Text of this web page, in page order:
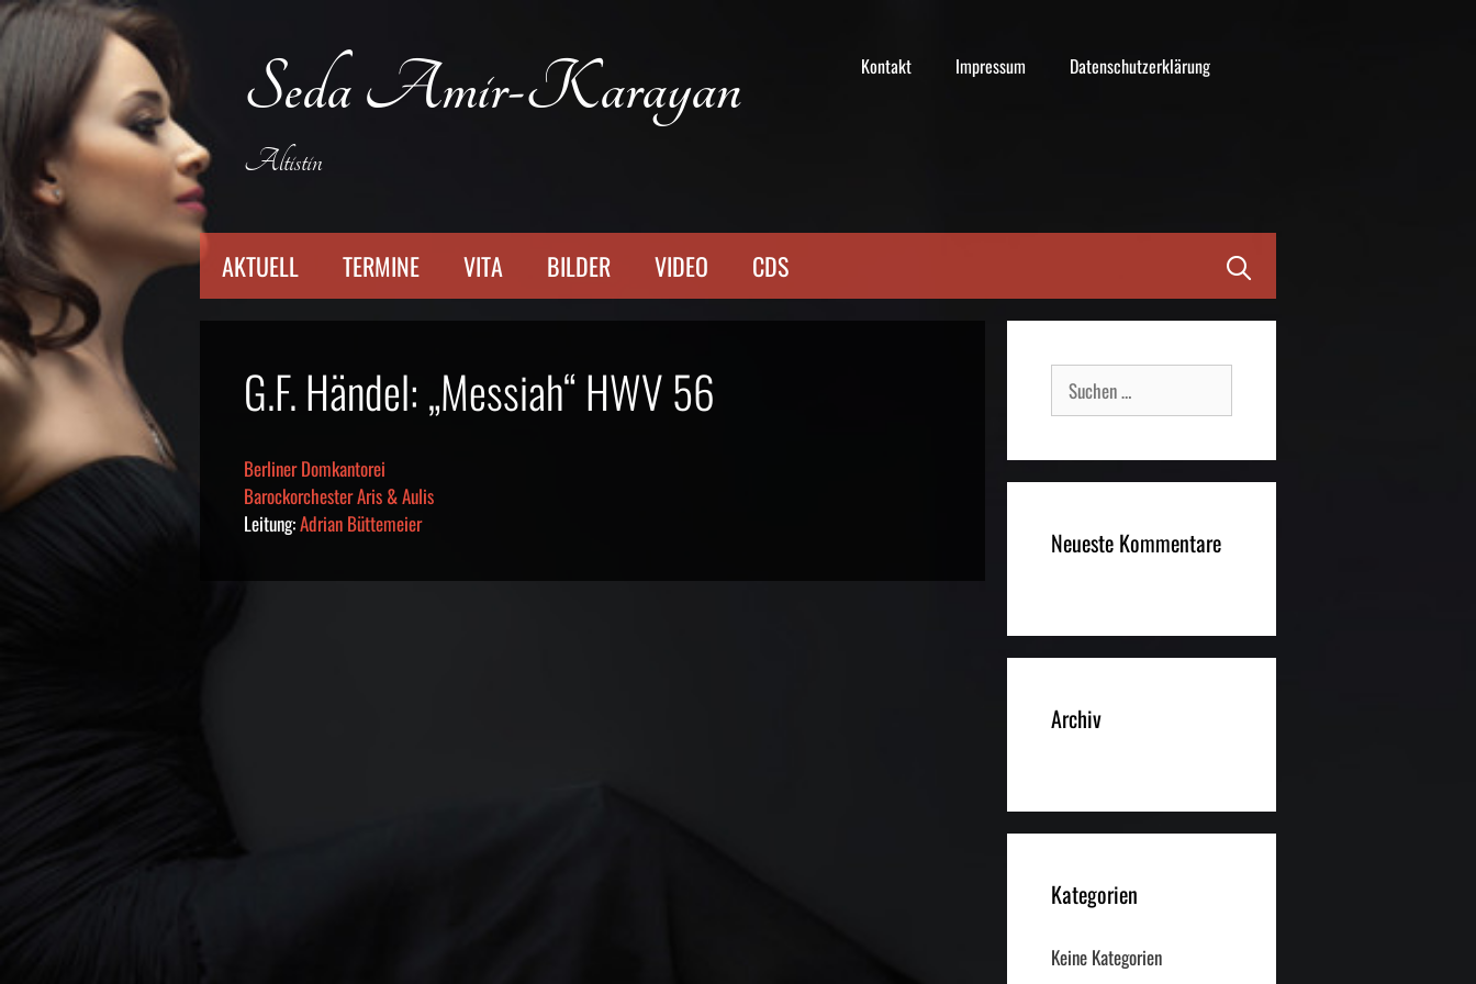
Zum
Inhalt
Kontakt Impressum Datenschutzerklärung
Seda Amir-Karayan
Altistin
AKTUELL TERMINE VITA BILDER VIDEO CDS
G.F. Händel: „Messiah“ HWV 56
Berliner Domkantorei
Barockorchester Aris & Aulis
Leitung:Adrian Büttemeier
Suche
nach:
Neueste Kommentare
Archiv
Kategorien
Keine Kategorien